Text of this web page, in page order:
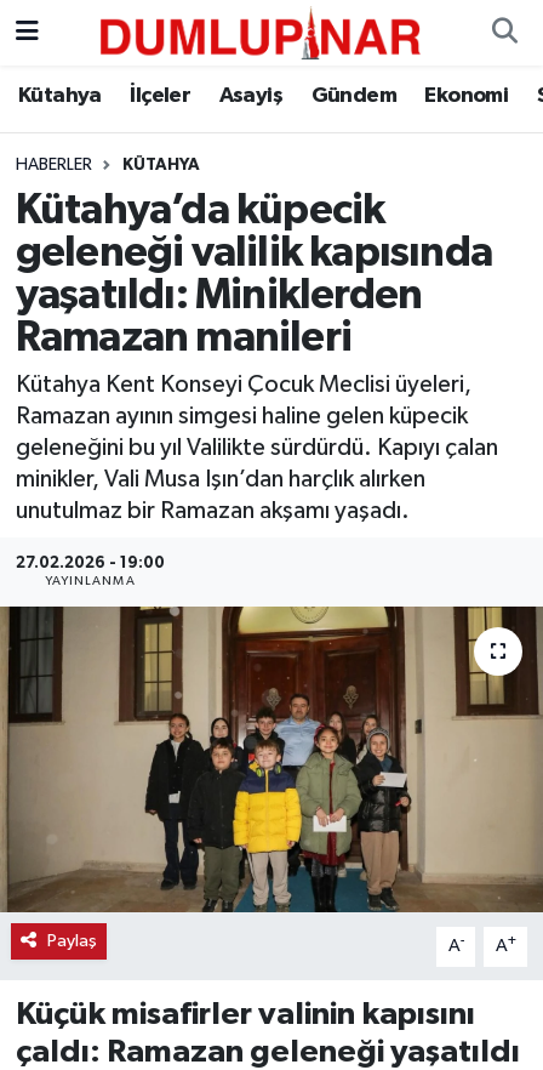
Kütahya İlçeler Asayiş Gündem Ekonomi
HABERLER KÜTAHYA
Kütahya’da küpecik
geleneği valilik kapısında
yaşatıldı: Miniklerden
Ramazan manileri
Kütahya Kent Konseyi Çocuk Meclisi üyeleri,
Ramazan ayının simgesi haline gelen küpecik
geleneğini bu yıl Valilikte sürdürdü. Kapıyı çalan
minikler, Vali Musa Işın’dan harçlık alırken
unutulmaz bir Ramazan akşamı yaşadı.
27.02.2026 - 19:00
YAYINLANMA
Paylaş A- A+
Küçük misafirler valinin kapısını
çaldı: Ramazan geleneği yaşatıldı
Asayiş
Diğer
Dünya
Eğitim
Ekonomi
Eleman
Emlak
Gündem
Haber
Haber İlanlar
Kültür-Sanat
Magazin
Resmi İlanlar
Sağlık
Seri İlan
Siyaset
Kütahya Hava Durumu
Kütahya Trafik Yoğunluk Haritası
Süper Lig Puan Durumu ve Fikstür
Tüm Manşetler
Son Dakika Haberleri
Haber Arşivi